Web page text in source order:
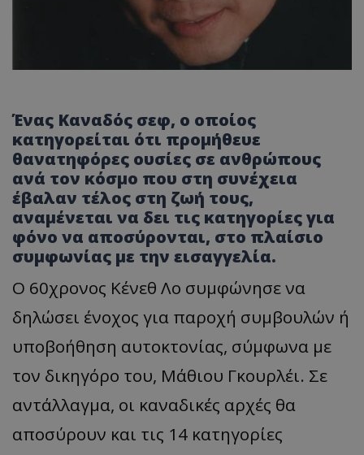
Ένας Καναδός σεφ, ο οποίος
κατηγορείται ότι προμήθευε
θανατηφόρες ουσίες σε ανθρώπους
ανά τον κόσμο που στη συνέχεια
έβαλαν τέλος στη ζωή τους,
αναμένεται να δει τις κατηγορίες για
φόνο να αποσύρονται, στο πλαίσιο
συμφωνίας με την εισαγγελία.
Ο 60χρονος Κένεθ Λο συμφώνησε να
δηλώσει ένοχος για παροχή συμβουλών ή
υποβοήθηση αυτοκτονίας, σύμφωνα με
τον δικηγόρο του, Μάθιου Γκουρλέι. Σε
αντάλλαγμα, οι καναδικές αρχές θα
αποσύρουν και τις 14 κατηγορίες